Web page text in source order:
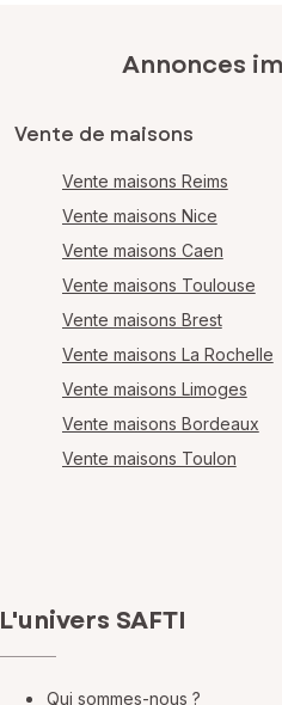
Annonces
Vente de maisons
Vente maisons Reims
Vente maisons Nice
Vente maisons Caen
Vente maisons Toulouse
Vente maisons Brest
Vente maisons La Rochelle
Vente maisons Limoges
Vente maisons Bordeaux
Vente maisons Toulon
L'univers SAFTI
Qui sommes-nous ?